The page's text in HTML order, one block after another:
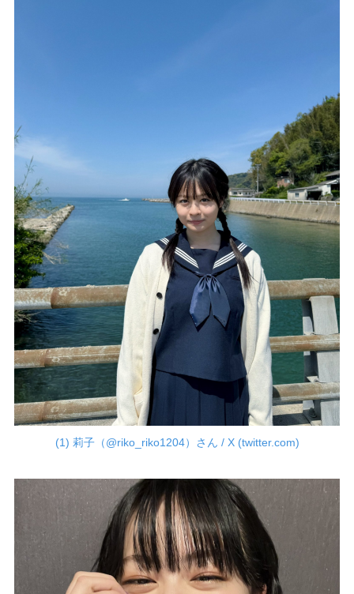
(1) 莉子（@riko_riko1204）さん / X (twitter.com)